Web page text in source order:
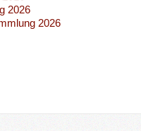
2026
2026